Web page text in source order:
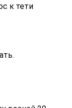
к тети